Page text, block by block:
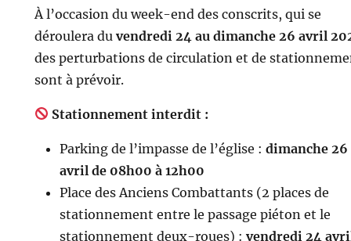
À l’occasion du week-end des conscrits, qui se
déroulera du vendredi 24 au dimanche 26 avril
des perturbations de circulation et de
sont à prévoir.
Stationnement interdit :
Parking de l’impasse de l’église : dimanche 26
avril de 08h00 à 12h00
Place des Anciens Combattants (2 places de
stationnement entre le passage piéton et le
stationnement deux-roues) : vendredi 24